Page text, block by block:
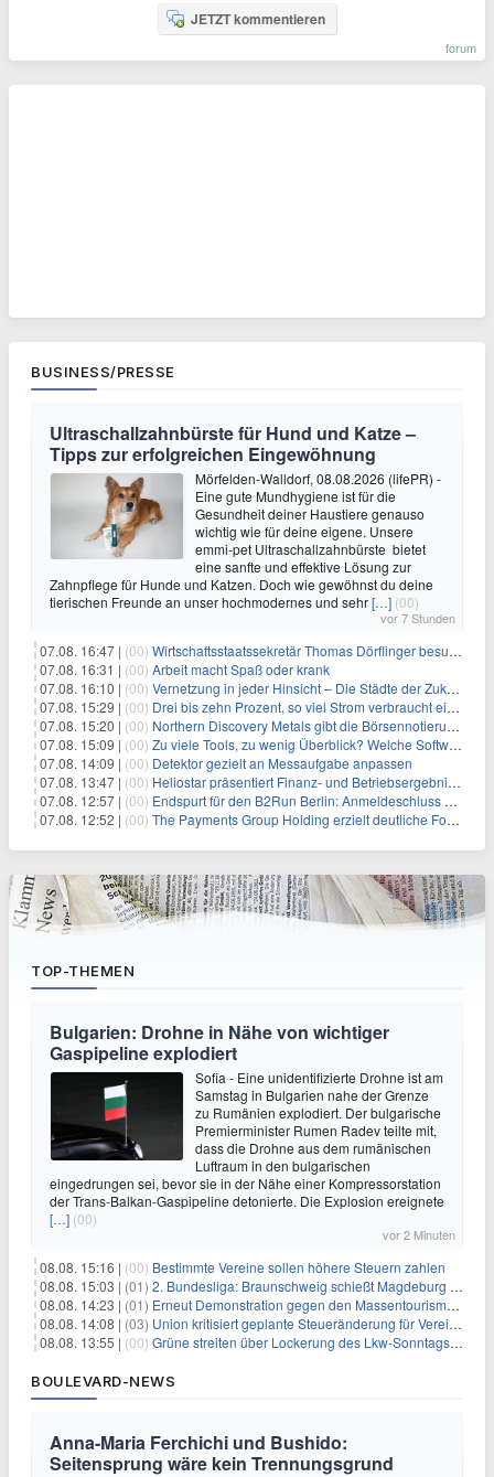
JETZT kommentieren
forum
BUSINESS/PRESSE
Ultraschallzahnbürste für Hund und Katze –
Tipps zur erfolgreichen Eingewöhnung
Mörfelden-Walldorf, 08.08.2026 (lifePR) -
Eine gute Mundhygiene ist für die
Gesundheit deiner Haustiere genauso
wichtig wie für deine eigene. Unsere
emmi-pet Ultraschallzahnbürste bietet
eine sanfte und effektive Lösung zur
Zahnpflege für Hunde und Katzen. Doch wie gewöhnst du deine
tierischen Freunde an unser hochmodernes und sehr[…] (00)
vor 7 Stunden
07.08. 16:47 | (00) Wirtschaftsstaatssekretär Thomas Dörflinger besucht Handwerksbetrieb im Kammerbezirk Freiburg
07.08. 16:31 | (00) Arbeit macht Spaß oder krank
07.08. 16:10 | (00) Vernetzung in jeder Hinsicht – Die Städte der Zukunft sind grün-blau
07.08. 15:29 | (00) Drei bis zehn Prozent, so viel Strom verbraucht ein Aufzug im Gebäude
07.08. 15:20 | (00) Northern Discovery Metals gibt die Börsennotierung an der Frankfurter Wertpapierbörse bekannt
07.08. 15:09 | (00) Zu viele Tools, zu wenig Überblick? Welche Software IT-Dienstleister wirklich brauchen
07.08. 14:09 | (00) Detektor gezielt an Messaufgabe anpassen
07.08. 13:47 | (00) Heliostar präsentiert Finanz- und Betriebsergebnis für das zweite Quartal 2026 mit Goldproduktion und Barreserven in Rekordhöhe
07.08. 12:57 | (00) Endspurt für den B2Run Berlin: Anmeldeschluss am 26. August
07.08. 12:52 | (00) The Payments Group Holding erzielt deutliche Fortschritte bei ihren AI-Projekten
TOP-THEMEN
Bulgarien: Drohne in Nähe von wichtiger
Gaspipeline explodiert
Sofia - Eine unidentifizierte Drohne ist am
Samstag in Bulgarien nahe der Grenze
zu Rumänien explodiert. Der bulgarische
Premierminister Rumen Radev teilte mit,
dass die Drohne aus dem rumänischen
Luftraum in den bulgarischen
eingedrungen sei, bevor sie in der Nähe einer Kompressorstation
der Trans-Balkan-Gaspipeline detonierte. Die Explosion ereignete
[…] (00)
vor 2 Minuten
08.08. 15:16 | (00) Bestimmte Vereine sollen höhere Steuern zahlen
08.08. 15:03 | (01) 2. Bundesliga: Braunschweig schießt Magdeburg ab
08.08. 14:23 | (01) Erneut Demonstration gegen den Massentourismus auf Mallorca
08.08. 14:08 | (03) Union kritisiert geplante Steueränderung für Vereine
08.08. 13:55 | (00) Grüne streiten über Lockerung des Lkw-Sonntagsfahrverbots
BOULEVARD-NEWS
Anna-Maria Ferchichi und Bushido:
Seitensprung wäre kein Trennungsgrund